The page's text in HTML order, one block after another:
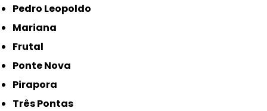
Pedro Leopoldo
Mariana
Frutal
Ponte Nova
Pirapora
Três Pontas